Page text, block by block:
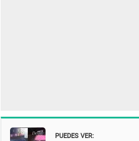
PUEDES VER: